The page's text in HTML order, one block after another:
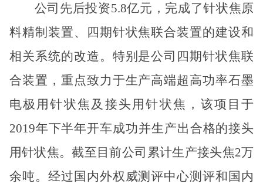
公司先后投资5.8亿元，完成了针状焦原
料精制装置、四期针状焦联合装置的建设和
相关系统的改造。特别是公司四期针状焦联
合装置，重点致力于生产高端超高功率石墨
电极用针状焦及接头用针状焦，该项目于
2019年下半年开车成功并生产出合格的接头
用针状焦。截至目前公司累计生产接头焦2万
余吨。经过国内外权威测评中心测评和国内